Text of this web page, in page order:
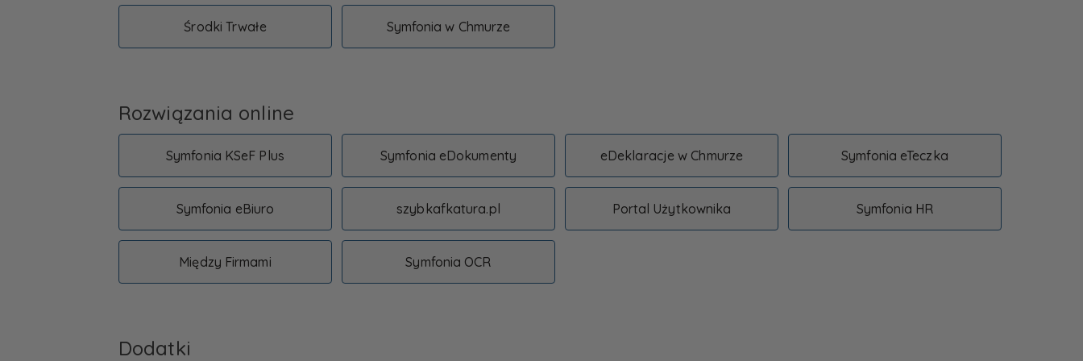
Środki Trwałe Symfonia w Chmurze
Rozwiązania online
Symfonia KSeF Plus Symfonia eDokumenty eDeklaracje w Chmurze Symfonia eTeczka
Symfonia eBiuro szybkafkatura.pl Portal Użytkownika Symfonia HR
Między Firmami Symfonia OCR
Dodatki